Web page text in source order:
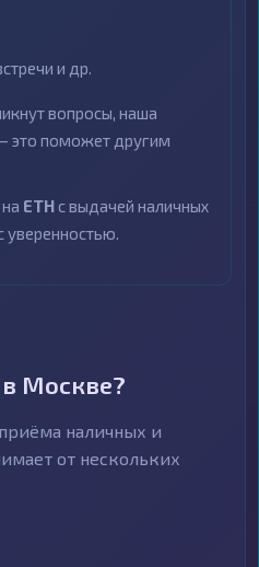
и др.
вопросы, наша
это поможет другим
на ETHс выдачей наличных
уверенностью.
Москве?
наличных и
от нескольких